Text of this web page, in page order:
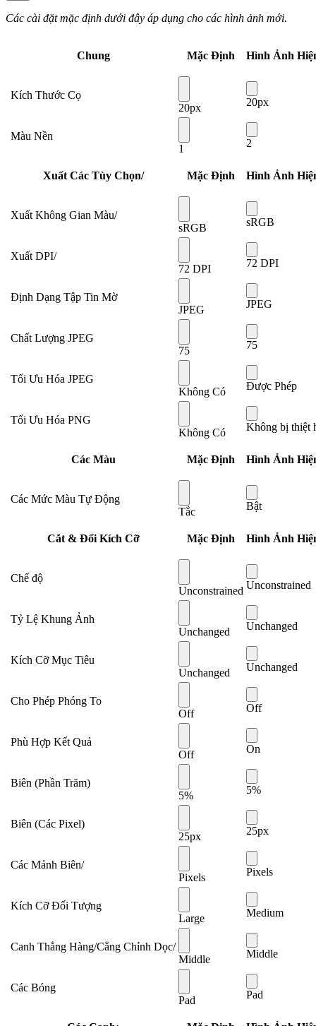
Các cài đặt mặc định dưới đây áp dụng cho các hình ảnh mới.
Chung Mặc Định Hình Ảnh
Kích Thước Cọ
20px
20px
Màu Nền
1
2
Xuất Các Tùy Chọn/ Mặc Định Hình Ảnh
Xuất Không Gian Màu/
sRGB
sRGB
Xuất DPI/
72 DPI
72 DPI
Định Dạng Tập Tin Mờ
JPEG
JPEG
Chất Lượng JPEG
75
75
Tối Ưu Hóa JPEG
Không Có
Được Phép
Tối Ưu Hóa PNG
Không Có
Không bị thiệt
Các Màu Mặc Định Hình Ảnh
Các Mức Màu Tự Động
Tắc
Bật
Cắt & Đổi Kích Cỡ Mặc Định Hình Ảnh
Chế độ
Unconstrained Unconstrained
Tỷ Lệ Khung Ảnh
Unchanged
Unchanged
Kích Cỡ Mục Tiêu
Unchanged
Unchanged
Cho Phép Phóng To
Off
Off
Phù Hợp Kết Quả
Off
On
Biên (Phần Trăm)
5%
5%
Biên (Các Pixel)
25px
25px
Các Mảnh Biên/
Pixels
Pixels
Kích Cỡ Đối Tượng
Large
Medium
Canh Thẳng Hàng/Cẳng Chỉnh Dọc/
Middle
Middle
Các Bóng
Pad
Pad